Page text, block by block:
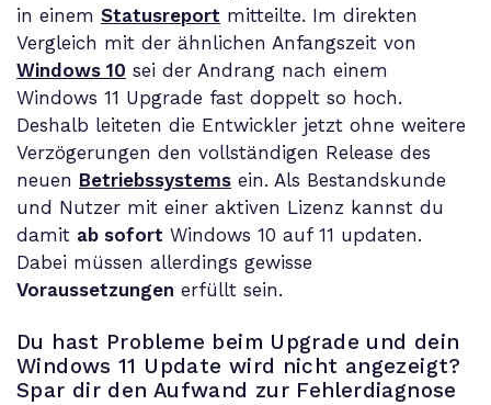
in einem Statusreport mitteilte. Im direkten
Vergleich mit der ähnlichen Anfangszeit von
Windows 10 sei der Andrang nach einem
Windows 11 Upgrade fast doppelt so hoch.
Deshalb leiteten die Entwickler jetzt ohne weitere
Verzögerungen den vollständigen Release des
neuen Betriebssystems ein. Als Bestandskunde
und Nutzer mit einer aktiven Lizenz kannst du
damit ab sofort Windows 10 auf 11 updaten.
Dabei müssen allerdings gewisse
Voraussetzungen erfüllt sein.
Du hast Probleme beim Upgrade und dein
Windows 11 Update wird nicht angezeigt?
Spar dir den Aufwand zur Fehlerdiagnose